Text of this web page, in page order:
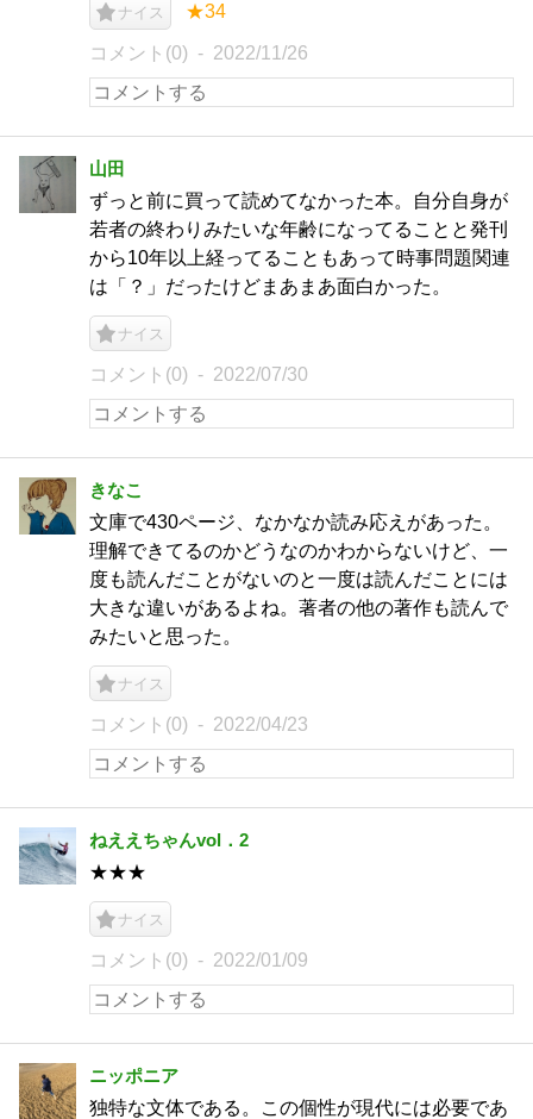
ナイス ★34
コメント(0) 2022/11/26
山田
ずっと前に買って読めてなかった本。自分自身が
若者の終わりみたいな年齢になってることと発刊
から10年以上経ってることもあって時事問題関連
は「？」だったけどまあまあ面白かった。
ナイス
コメント(0) 2022/07/30
きなこ
文庫で430ページ、なかなか読み応えがあった。
理解できてるのかどうなのかわからないけど、一
度も読んだことがないのと一度は読んだことには
大きな違いがあるよね。著者の他の著作も読んで
みたいと思った。
ナイス
コメント(0) 2022/04/23
ねええちゃんvol．2
★★★
ナイス
コメント(0) 2022/01/09
ニッポニア
独特な文体である。この個性が現代には必要であ